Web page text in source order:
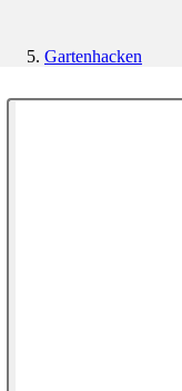
Gartenhacken